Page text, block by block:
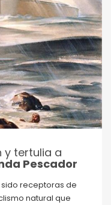
y tertulia a
Pescador
receptoras de
natural que